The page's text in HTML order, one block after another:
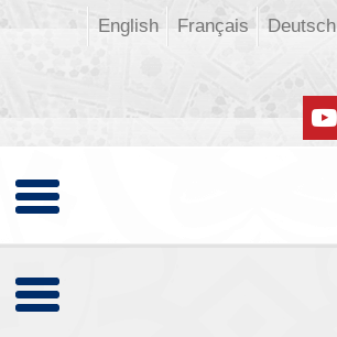
Deutsch
Français
English